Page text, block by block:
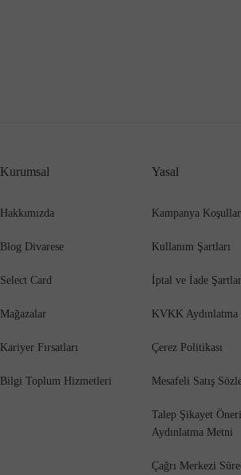
Kurumsal
Hakkımızda
Blog Divarese
Select Card
Mağazalar
Kariyer Fırsatları
Bilgi Toplum Hizmetleri
Yasal
Kampanya
Kullanım Şartları
İptal ve İade
KVKK Aydınlatma
Çerez Politikası
Mesafeli Satış
Talep Şikayet
Aydınlatma Metni
Çağrı Merkezi